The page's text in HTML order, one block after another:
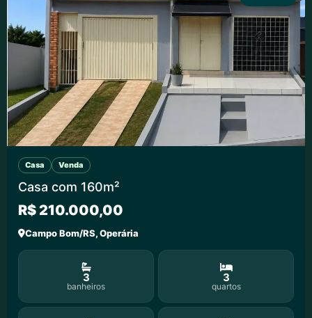
Casa Venda
Casa com 160m²
R$ 210.000,00
Campo Bom/RS, Operária
3
banheiros
3
quartos